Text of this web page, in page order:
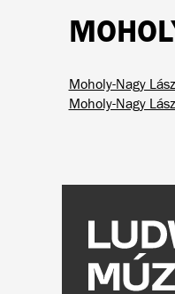
Moholy-Nagy
Moholy-Nagy